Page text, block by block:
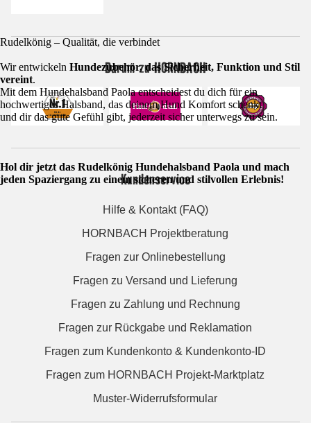
Rudelkönig – Qualität, die verbindet
Wir entwickeln Hundezubehör, das Sicherheit, Funktion und Stil
vereint.
Mit dem Hundehalsband Paola entscheidest du dich für ein
hochwertiges Halsband, das deinem Hund Komfort schenkt
und dir das gute Gefühl gibt, jederzeit sicher unterwegs zu sein.
Hol dir jetzt das Rudelkönig Hundehalsband Paola und mach
jeden Spaziergang zu einem sicheren und stilvollen Erlebnis!
Darum zu HORNBACH
Kundenservice
Hilfe & Kontakt (FAQ)
HORNBACH Projektberatung
Fragen zur Onlinebestellung
Fragen zu Versand und Lieferung
Fragen zu Zahlung und Rechnung
Fragen zur Rückgabe und Reklamation
Fragen zum Kundenkonto & Kundenkonto-ID
Fragen zum HORNBACH Projekt-Marktplatz
Muster-Widerrufsformular